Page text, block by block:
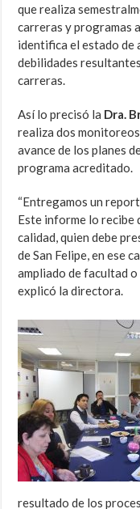
que realiza
carreras y programas
identifica el estado de
debilidades
carreras.
Así lo precisó la Dra.
realiza dos
avance de los planes
programa acreditado.
“Entregamos un
Este informe lo recibe
calidad, quien debe
de San Felipe, en ese
ampliado de facultad o
explicó la directora.
resultado de los